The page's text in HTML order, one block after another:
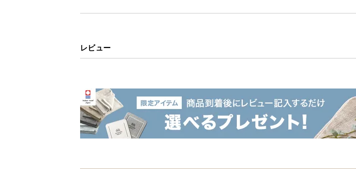
加湿の併用も可能で、部屋の隅々まで温もりと潤いを届けます。
レビュー